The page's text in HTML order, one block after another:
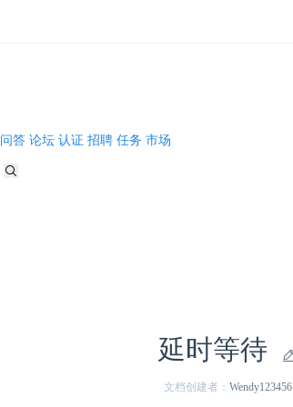
问答 论坛 认证 招聘 任务 市场
延时等待
文档创建者： Wendy123456